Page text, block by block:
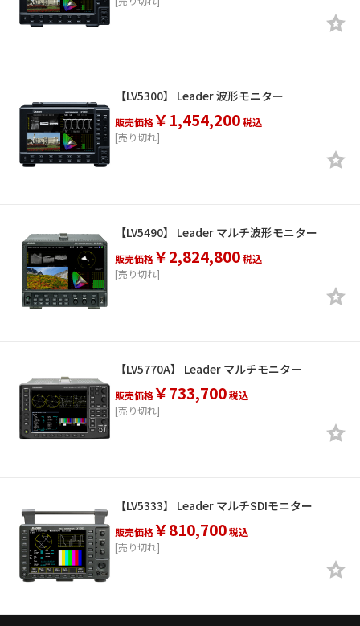
【LV5300】 Leader 波形モニター
販売価格￥1,454,200税込
[売り切れ]
【LV5490】 Leader マルチ波形モニター
販売価格￥2,824,800税込
[売り切れ]
【LV5770A】 Leader マルチモニター
販売価格￥733,700税込
[売り切れ]
【LV5333】 Leader マルチSDIモニター
販売価格￥810,700税込
[売り切れ]